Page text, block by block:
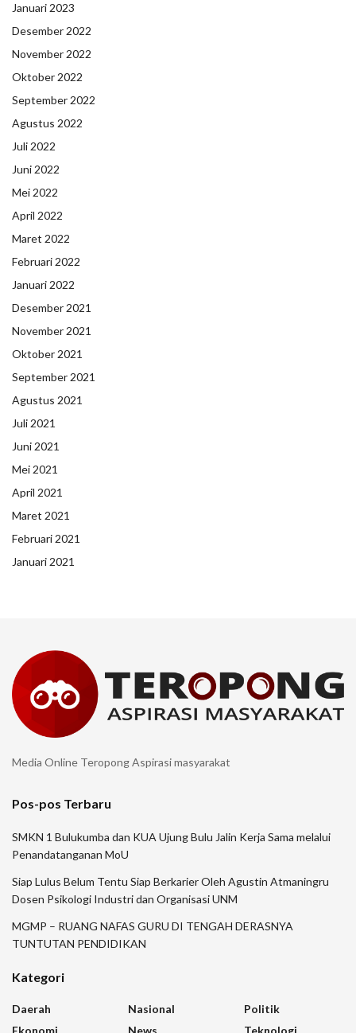
Januari 2023
Desember 2022
November 2022
Oktober 2022
September 2022
Agustus 2022
Juli 2022
Juni 2022
Mei 2022
April 2022
Maret 2022
Februari 2022
Januari 2022
Desember 2021
November 2021
Oktober 2021
September 2021
Agustus 2021
Juli 2021
Juni 2021
Mei 2021
April 2021
Maret 2021
Februari 2021
Januari 2021
Media Online Teropong Aspirasi masyarakat
Pos-pos Terbaru
SMKN 1 Bulukumba dan KUA Ujung Bulu Jalin Kerja Sama melalui
Penandatanganan MoU
Siap Lulus Belum Tentu Siap Berkarier Oleh Agustin Atmaningru
Dosen Psikologi Industri dan Organisasi UNM
MGMP – RUANG NAFAS GURU DI TENGAH DERASNYA
TUNTUTAN PENDIDIKAN
Kategori
Daerah
Nasional
Politik